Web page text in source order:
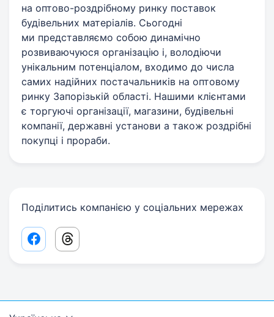
на оптово-роздрібному ринку поставок
будівельних матеріалів. Сьогодні
ми представляємо собою динамічно
розвиваючуюся організацію і, володіючи
унікальним потенціалом, входимо до числа
самих надійних постачальників на оптовому
ринку Запорізькій області. Нашими клієнтами
є торгуючі організації, магазини, будівельні
компанії, державні установи а також роздрібні
покупці і прораби.
Поділитись компанією у соціальних мережах
Facebook share link
Threads share link